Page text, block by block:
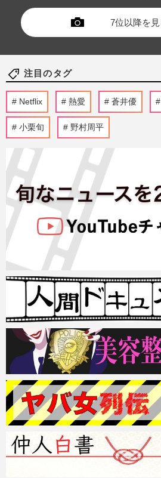
7位以降を見
注目のタグ
Netflix 熱愛 蒼井優
小栗旬 野村周平